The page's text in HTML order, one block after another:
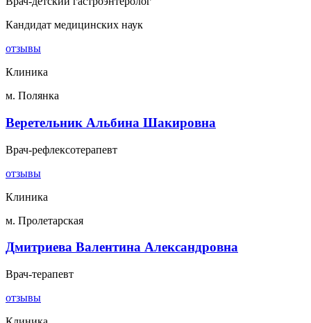
Кандидат медицинских наук
отзывы
Клиника
м. Полянка
Веретельник Альбина Шакировна
Врач-рефлексотерапевт
отзывы
Клиника
м. Пролетарская
Дмитриева Валентина Александровна
Врач-терапевт
отзывы